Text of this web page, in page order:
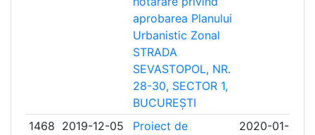
aprobarea Planului
Urbanistic Zonal
STRADA
SEVASTOPOL, NR.
28-30, SECTOR 1,
BUCUREȘTI
1468 2019-12-05
Proiect de
2020-01-06